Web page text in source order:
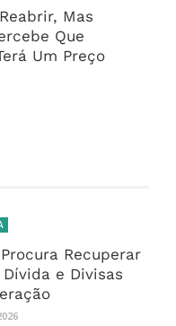
Mas
Que
Um Preço
Recuperar
e Divisas